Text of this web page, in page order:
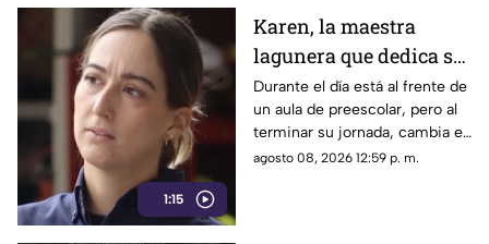
1:15
Karen, la maestra
lagunera que dedica su
tiempo libre a ser
bombera voluntaria
Durante el día está al frente de
un aula de preescolar, pero al
terminar su jornada, cambia el
pizarrón por el uniforme de
agosto 08, 2026 12:59 p. m.